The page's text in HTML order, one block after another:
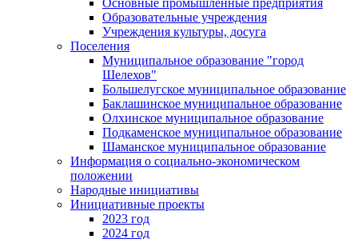
Образовательные учреждения
Учреждения культуры, досуга
Поселения
Муниципальное образование "город
Шелехов"
Большелугское муниципальное образование
Баклашинское муниципальное образование
Олхинское муниципальное образование
Подкаменское муниципальное образование
Шаманское муниципальное образование
Информация о социально-экономическом
положении
Народные инициативы
Инициативные проекты
2023 год
2024 год